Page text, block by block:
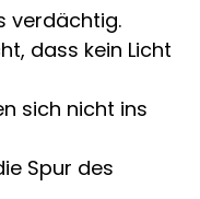
verdächtig.
dass kein Licht
sich nicht ins
Spur des